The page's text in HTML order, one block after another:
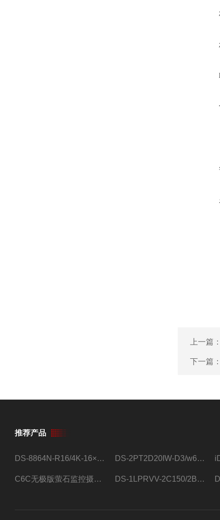
上一篇
下一篇
推荐产品
DS-8864N-R16/4K-16×4T/希捷16盘位录像机 DS-2PT2D20IW-D3/w64路高清硬盘录像机
C6C无极版萤石监控摄像头 DS-1LPRVV-2C150/2B监控室外夜视高清电源线护套线200米/卷